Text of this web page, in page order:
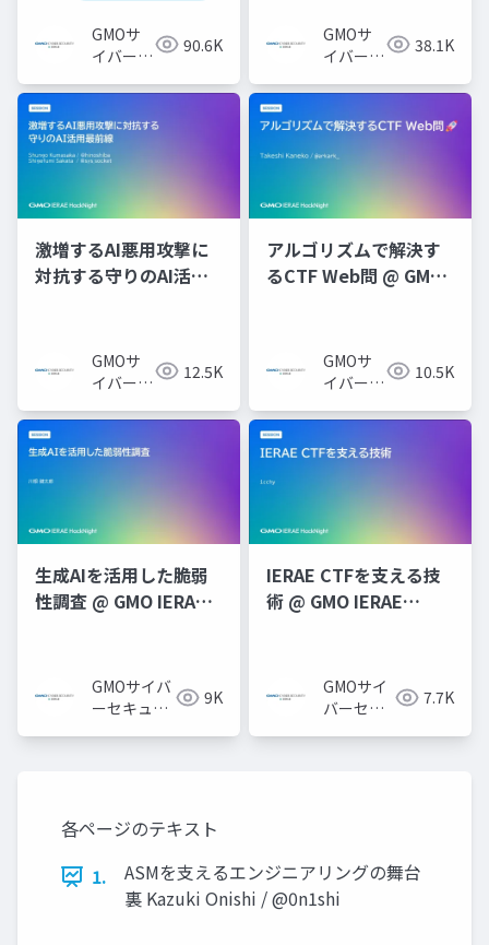
GMOサ
イバーセ
ィ byイ
エラエ株
式会社
90.6K
GMOサ
イバーセ
ィ byイ
エラエ株
38.1K
激増するAI悪用攻撃に
対抗する守りのAI活用
代のセキュリティ攻防
戦」
GMOサ
イバーセ
ィ byイ
エラエ株
12.5K
アルゴリズムで解決す
るCTF Web問 @ GMO
GMOサ
イバーセ
ィ byイ
エラエ株
10.5K
生成AIを活用した脆弱
性調査 @ GMO IERAE
GMOサイバ
ーセキュリ
9K
IERAE CTFを支える技
術 @ GMO IERAE
キュリティ技術&インフ
ラ開発」
GMOサイ
バーセキ
7.7K
各ページのテキスト
1.
ASMを支えるエンジニアリングの舞台
裏 Kazuki Onishi / @0n1shi